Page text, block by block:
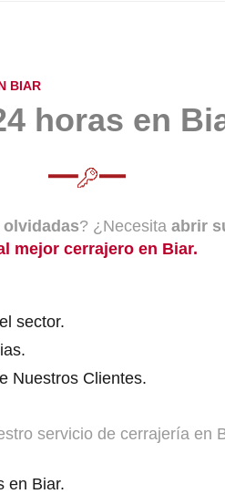
BIAR
horas en
olvidadas? ¿Necesita abrir
mejor cerrajero en Biar.
sector.
Nuestros Clientes.
servicio de cerrajería en
en Biar.